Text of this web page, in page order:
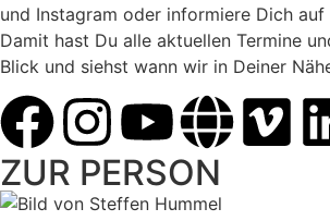
und Instagram oder informiere Dich auf
Damit hast Du alle aktuellen Termine
Blick und siehst wann wir in Deiner
ZUR PERSON